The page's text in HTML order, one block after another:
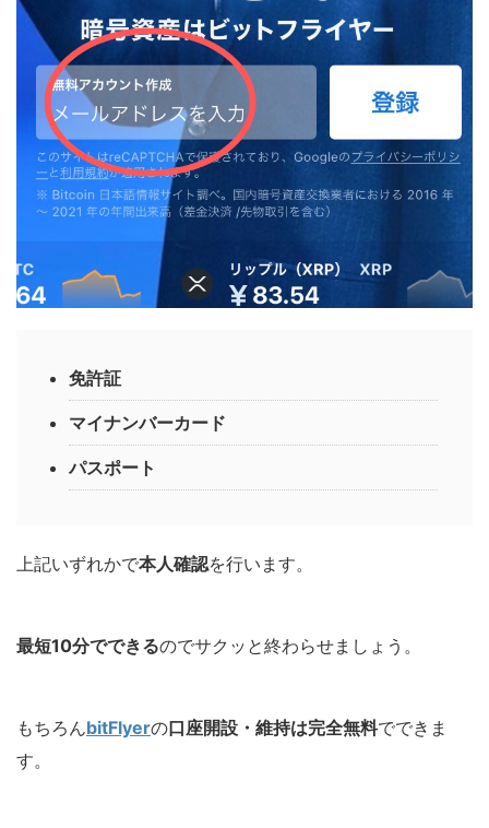
免許証
マイナンバーカード
パスポート
上記いずれかで本人確認を行います。
最短10分でできるのでサクッと終わらせましょう。
もちろんbitFlyerの口座開設・維持は完全無料でできま
す。